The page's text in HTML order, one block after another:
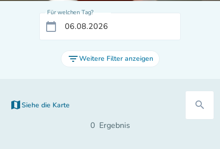
Für welchen Tag?
calendar_today
filter_listWeitere Filter anzeigen
map Siehe die Karte
(new tab) search
0 Ergebnis